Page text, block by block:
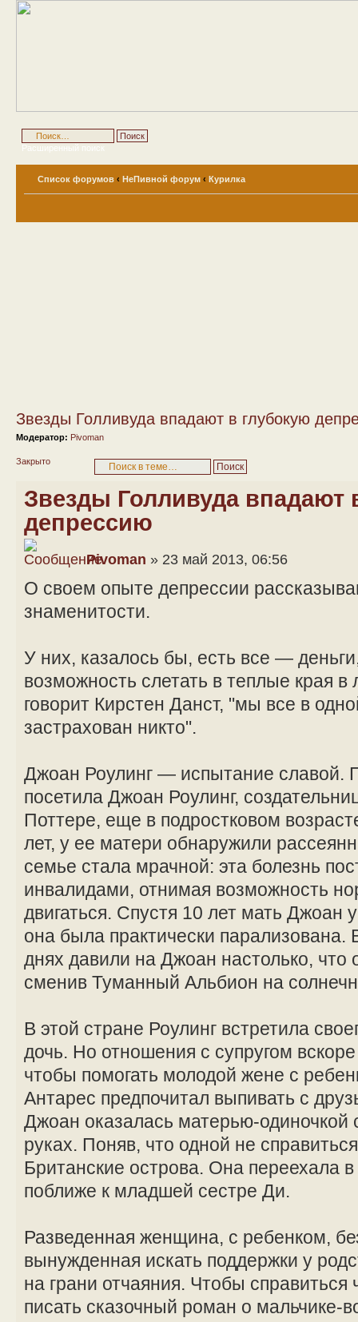
Расширенный поиск
Список форумов ‹ НеПивной форум ‹ Курилка
Звезды Голливуда впадают в глубокую
Модератор: Pivoman
Закрыто
Звезды Голливуда впадают
депрессию
Pivoman » 23 май 2013, 06:56
О своем опыте депрессии
знаменитости.
У них, казалось бы, есть все —
возможность слетать в теплые края
говорит Кирстен Данст, "мы все в
застрахован никто".
Джоан Роулинг — испытание славой.
посетила Джоан Роулинг,
Поттере, еще в подростковом
лет, у ее матери обнаружили
семье стала мрачной: эта болезнь
инвалидами, отнимая возможность
двигаться. Спустя 10 лет мать
она была практически
днях давили на Джоан настолько, что
сменив Туманный Альбион на
В этой стране Роулинг встретила
дочь. Но отношения с супругом
чтобы помогать молодой жене с
Антарес предпочитал выпивать с
Джоан оказалась матерью-одиночкой
руках. Поняв, что одной не
Британские острова. Она переехала
поближе к младшей сестре Ди.
Разведенная женщина, с ребенком,
вынужденная искать поддержки у
на грани отчаяния. Чтобы
писать сказочный роман о мальчике-